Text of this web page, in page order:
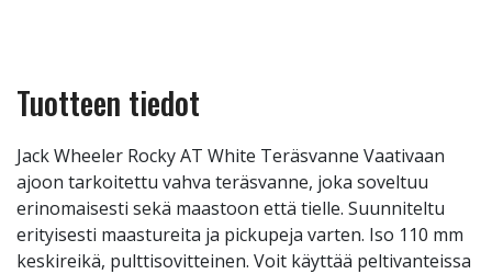
Tuotteen tiedot
Jack Wheeler Rocky AT White Teräsvanne Vaativaan
ajoon tarkoitettu vahva teräsvanne, joka soveltuu
erinomaisesti sekä maastoon että tielle. Suunniteltu
erityisesti maastureita ja pickupeja varten. Iso 110 mm
keskireikä, pulttisovitteinen. Voit käyttää peltivanteissa